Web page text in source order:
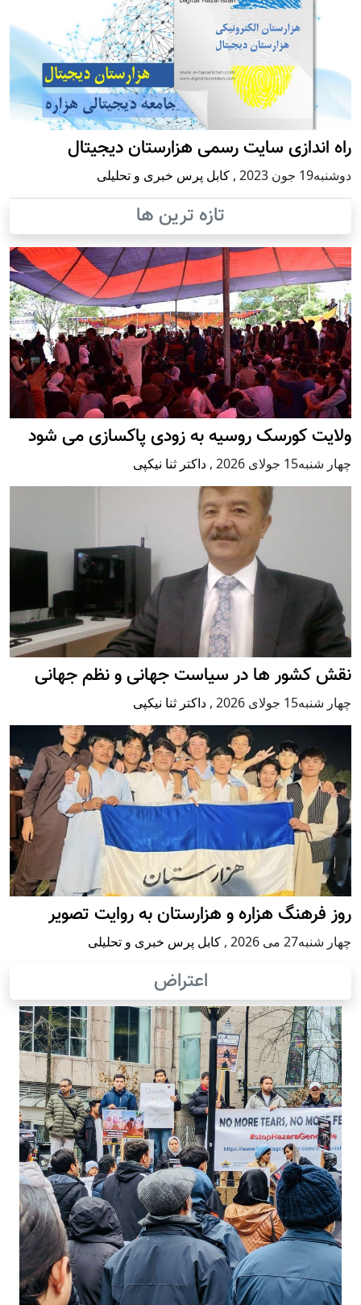
راه اندازی سایت رسمی هزارستان دیجیتال
دوشنبه19 جون 2023 , کابل پرس خبری و تحلیلی
تازه ترین ها
ولایت کورسک روسیه به زودی پاکسازی می شود
چهار شنبه15 جولای 2026 , داکتر ثنا نیکپی
نقش کشور ها در سیاست جهانی و نظم جهانی
چهار شنبه15 جولای 2026 , داکتر ثنا نیکپی
روز فرهنگ هزاره و هزارستان به روایت تصویر
چهار شنبه27 می 2026 , کابل پرس خبری و تحلیلی
اعتراض